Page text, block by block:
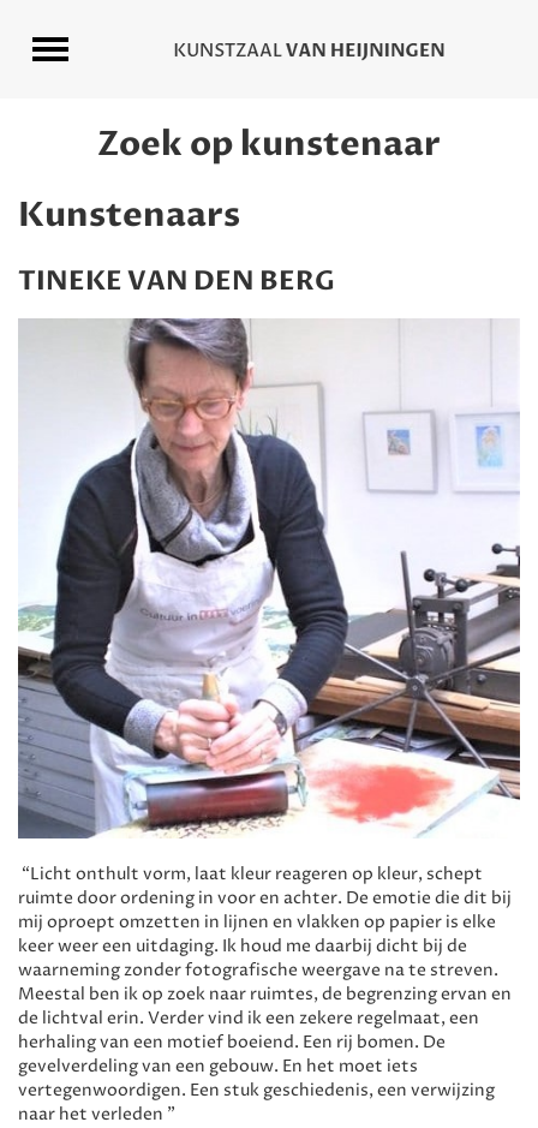
Zoek op kunstenaar
Kunstenaars
TINEKE VAN DEN BERG
“Licht onthult vorm, laat kleur reageren op kleur, schept
ruimte door ordening in voor en achter. De emotie die dit bij
mij oproept omzetten in lijnen en vlakken op papier is elke
keer weer een uitdaging. Ik houd me daarbij dicht bij de
waarneming zonder fotografische weergave na te streven.
Meestal ben ik op zoek naar ruimtes, de begrenzing ervan en
de lichtval erin. Verder vind ik een zekere regelmaat, een
herhaling van een motief boeiend. Een rij bomen. De
gevelverdeling van een gebouw. En het moet iets
vertegenwoordigen. Een stuk geschiedenis, een verwijzing
naar het verleden ”